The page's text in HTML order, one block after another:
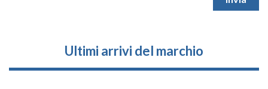
Ultimi arrivi del marchio